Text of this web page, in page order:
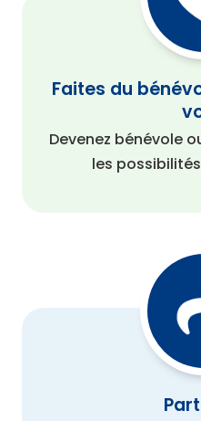
Faites du
Devenez bénévole
les